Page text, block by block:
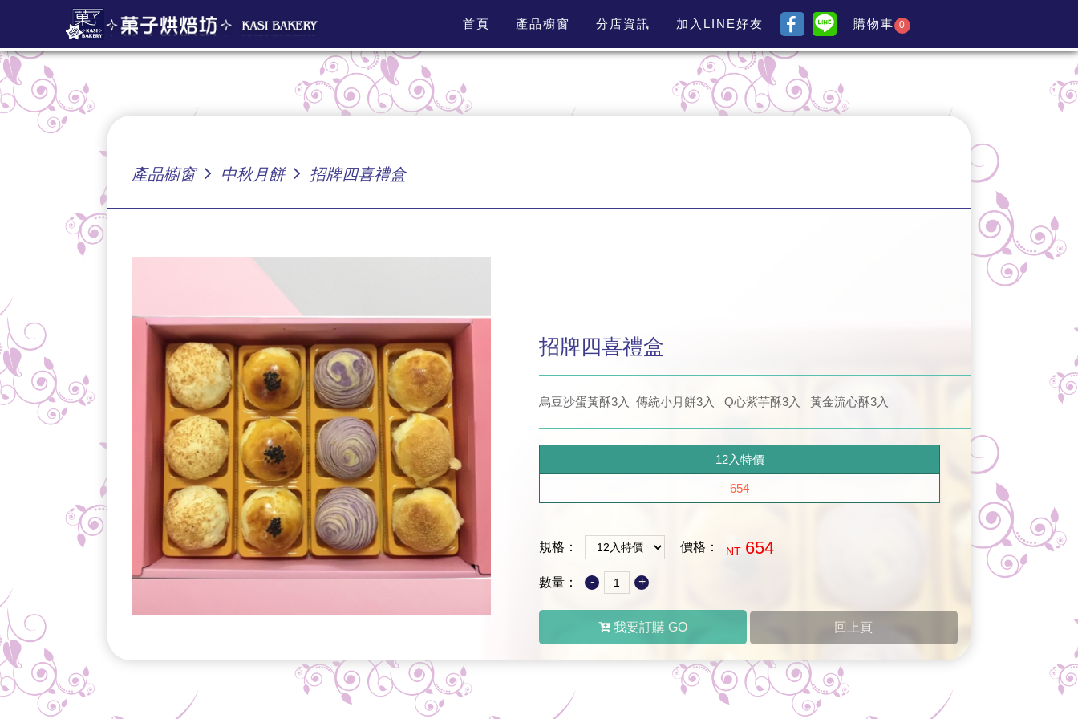
首頁 產品櫥窗 分店資訊 加入LINE好友 購物車 0
產品櫥窗 中秋月餅 招牌四喜禮盒
招牌四喜禮盒
烏豆沙蛋黃酥3入 傳統小月餅3入 Q心紫芋酥3入 黃金流心酥3入
12入特價
654
規格： 價格： NT 654
數量： - +
我要訂購 GO 回上頁